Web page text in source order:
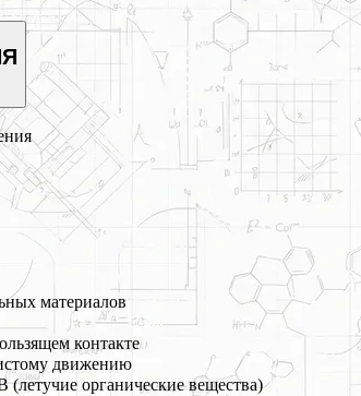
материалов
контакте
движению
(летучие органические вещества)